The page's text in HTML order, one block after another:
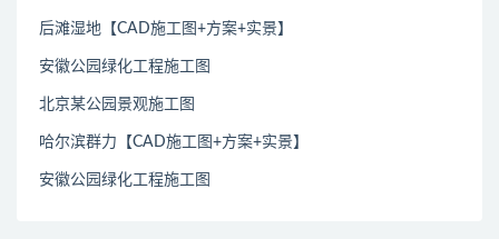
后滩湿地【CAD施工图+方案+实景】
安徽公园绿化工程施工图
北京某公园景观施工图
哈尔滨群力【CAD施工图+方案+实景】
安徽公园绿化工程施工图